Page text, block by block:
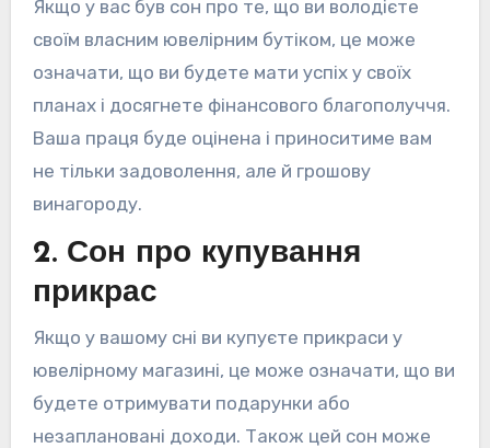
Якщо у вас був сон про те, що ви володієте
своїм власним ювелірним бутіком, це може
означати, що ви будете мати успіх у своїх
планах і досягнете фінансового благополуччя.
Ваша праця буде оцінена і приноситиме вам
не тільки задоволення, але й грошову
винагороду.
2. Сон про купування
прикрас
Якщо у вашому сні ви купуєте прикраси у
ювелірному магазині, це може означати, що ви
будете отримувати подарунки або
незаплановані доходи. Також цей сон може